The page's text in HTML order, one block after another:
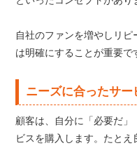
自社のファンを増やしリ
は明確にすることが重要で
ニーズに合ったサー
顧客は、自分に「必要だ
ビスを購入します。たと